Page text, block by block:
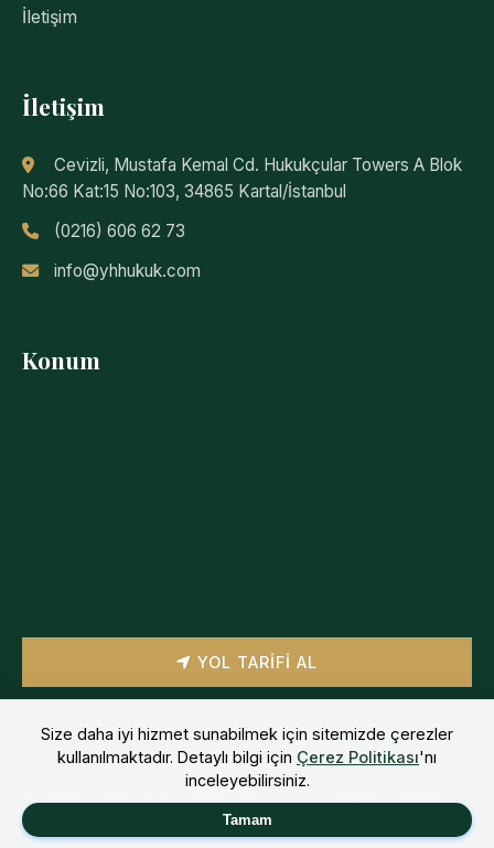
İletişim
İletişim
Cevizli, Mustafa Kemal Cd. Hukukçular Towers A Blok
No:66 Kat:15 No:103, 34865 Kartal/İstanbul
(0216) 606 62 73
info@yhhukuk.com
Konum
YOL TARIFI AL
Yurttaş & Hıra Hukuk Bürosu. Tüm Hakları Saklıdır.
Çerez Politikası
Size daha iyi hizmet sunabilmek için sitemizde çerezler
kullanılmaktadır. Detaylı bilgi için Çerez Politikası'nı
inceleyebilirsiniz.
Tamam